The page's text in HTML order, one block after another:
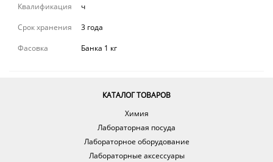
Квалификация
ч
Срок хранения
3 года
Фасовка
Банка 1 кг
КАТАЛОГ ТОВАРОВ
Химия
Лабораторная посуда
Лабораторное оборудование
Лабораторные аксессуары